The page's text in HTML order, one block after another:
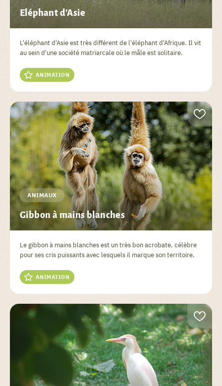
Eléphant d'Asie
L'éléphant d'Asie est très différent de l'éléphant d'Afrique. Il vit
au sein d'une société matriarcale où le mâle est solitaire.
ANIMATION
ANIMAUX
Gibbon à mains blanches
Le gibbon à mains blanches est un très bon acrobate, célèbre
pour ses cris puissants avec lesquels il marque son territoire.
ANIMATION